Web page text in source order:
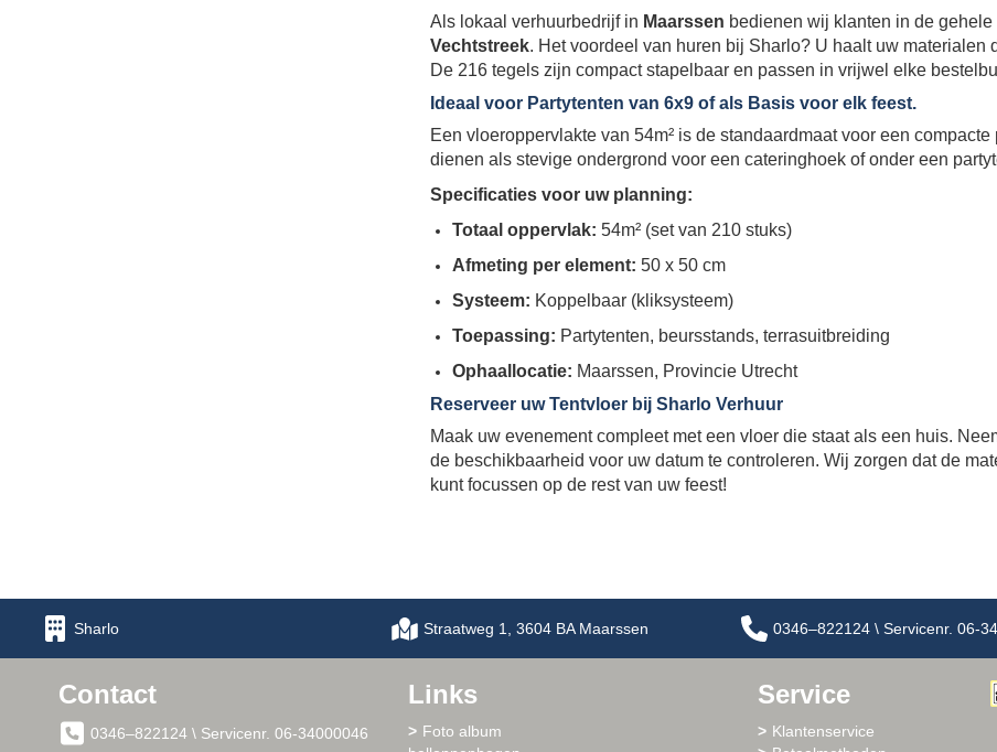
Als lokaal verhuurbedrijf in Maarssen bedienen wij klanten in de gehele
Vechtstreek. Het voordeel van huren bij Sharlo? U haalt uw
De 216 tegels zijn compact stapelbaar en passen in vrijwel elke
Ideaal voor Partytenten van 6x9 of als Basis voor elk feest.
Een vloeroppervlakte van 54m² is de standaardmaat voor een
dienen als stevige ondergrond voor een cateringhoek of onder een
Specificaties voor uw planning:
Totaal oppervlak: 54m² (set van 210 stuks)
Afmeting per element: 50 x 50 cm
Systeem: Koppelbaar (kliksysteem)
Toepassing: Partytenten, beursstands, terrasuitbreiding
Ophaallocatie: Maarssen, Provincie Utrecht
Reserveer uw Tentvloer bij Sharlo Verhuur
Maak uw evenement compleet met een vloer die staat als een huis.
de beschikbaarheid voor uw datum te controleren. Wij zorgen dat de
kunt focussen op de rest van uw feest!
Sharlo Straatweg 1, 3604 BA Maarssen 0346–822124 \ Servicenr. 06-
Contact
0346–822124 \ Servicenr. 06-34000046
Links
Foto album
Service
Klantenservice